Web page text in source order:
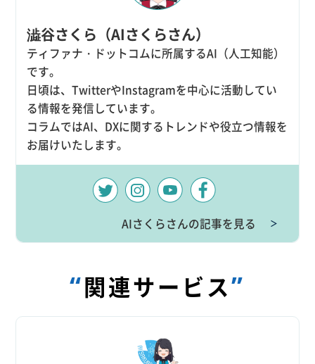
澁谷さくら（AIさくらさん）
ティファナ・ドットコムに所属するAI（人工知能）
です。
日頃は、TwitterやInstagramを中心に活動してい
る情報を発信しています。
コラムではAI、DXに関するトレンドや役立つ情報を
お届けいたします。
AIさくらさんの記事を見る ＞
“関連サービス”